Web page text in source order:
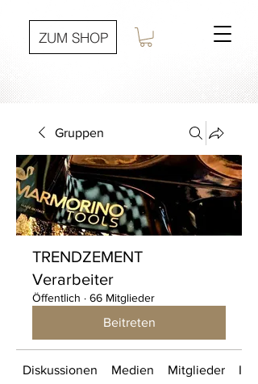
ZUM SHOP
Gruppen
TRENDZEMENT
Verarbeiter
Öffentlich · 66 Mitglieder
Beitreten
Diskussionen Medien Mitglieder Info